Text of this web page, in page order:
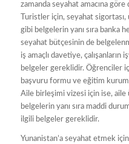
zamanda seyahat amacına
Turistler için, seyahat
gibi belgelerin yanı sıra banka
seyahat bütçesinin de
iş amaçlı davetiye,
belgeler gereklidir. Öğrenciler
başvuru formu ve eğitim
Aile birleşimi vizesi için ise,
belgelerin yanı sıra maddi
ilgili belgeler gereklidir.
Yunanistan’a seyahat etmek